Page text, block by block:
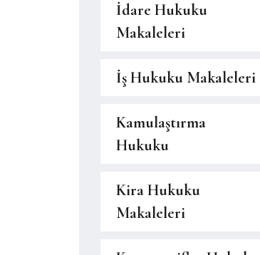
İdare Hukuku
Makaleleri
İş Hukuku Makaleleri
Kamulaştırma
Hukuku
Kira Hukuku
Makaleleri